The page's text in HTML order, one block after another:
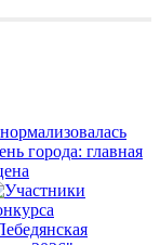
города: главная